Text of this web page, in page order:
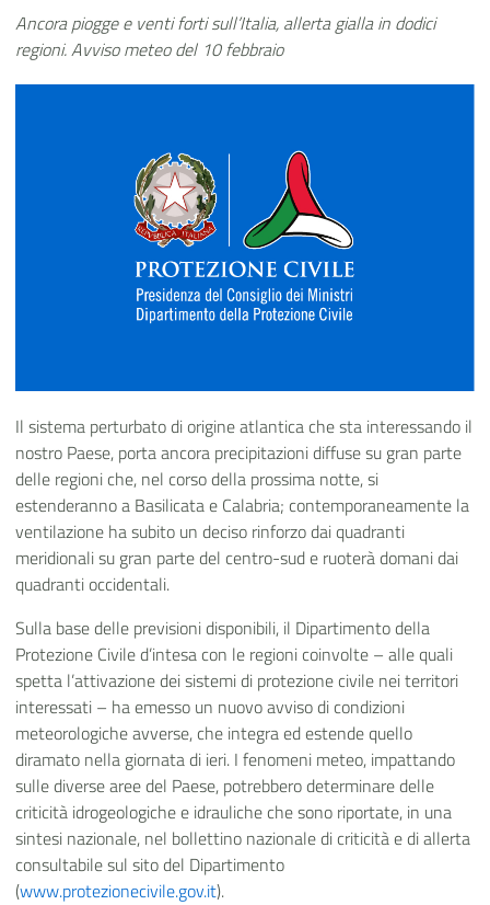
Ancora piogge e venti forti sull’Italia, allerta gialla in dodici
regioni. Avviso meteo del 10 febbraio
Il sistema perturbato di origine atlantica che sta interessando il
nostro Paese, porta ancora precipitazioni diffuse su gran parte
delle regioni che, nel corso della prossima notte, si
estenderanno a Basilicata e Calabria; contemporaneamente la
ventilazione ha subito un deciso rinforzo dai quadranti
meridionali su gran parte del centro-sud e ruoterà domani dai
quadranti occidentali.
Sulla base delle previsioni disponibili, il Dipartimento della
Protezione Civile d’intesa con le regioni coinvolte – alle quali
spetta l’attivazione dei sistemi di protezione civile nei territori
interessati – ha emesso un nuovo avviso di condizioni
meteorologiche avverse, che integra ed estende quello
diramato nella giornata di ieri. I fenomeni meteo, impattando
sulle diverse aree del Paese, potrebbero determinare delle
criticità idrogeologiche e idrauliche che sono riportate, in una
sintesi nazionale, nel bollettino nazionale di criticità e di allerta
consultabile sul sito del Dipartimento
(www.protezionecivile.gov.it).